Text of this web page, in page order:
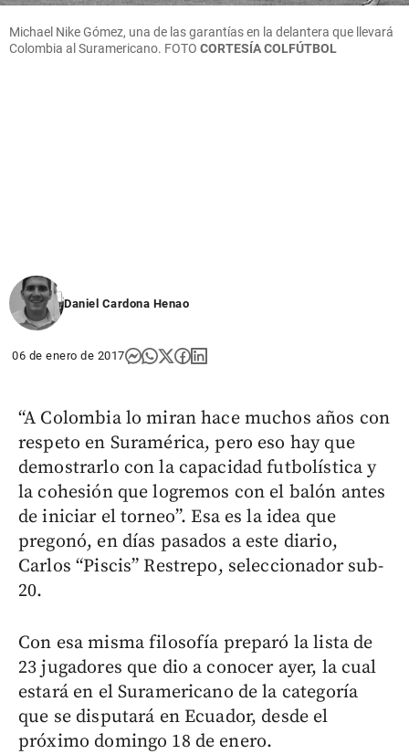
Michael Nike Gómez, una de las garantías en la delantera que llevará
Colombia al Suramericano. FOTO CORTESÍA COLFÚTBOL
Daniel Cardona Henao
06 de enero de 2017
“A Colombia lo miran hace muchos años con
respeto en Suramérica, pero eso hay que
demostrarlo con la capacidad futbolística y
la cohesión que logremos con el balón antes
de iniciar el torneo”. Esa es la idea que
pregonó, en días pasados a este diario,
Carlos “Piscis” Restrepo, seleccionador sub-
20.
Con esa misma filosofía preparó la lista de
23 jugadores que dio a conocer ayer, la cual
estará en el Suramericano de la categoría
que se disputará en Ecuador, desde el
próximo domingo 18 de enero.